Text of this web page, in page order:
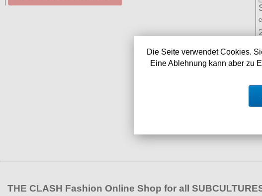
THE CLASH Fashion Online Shop for all
Die Seite verwendet Cookies.
Eine Ablehnung kann aber zu